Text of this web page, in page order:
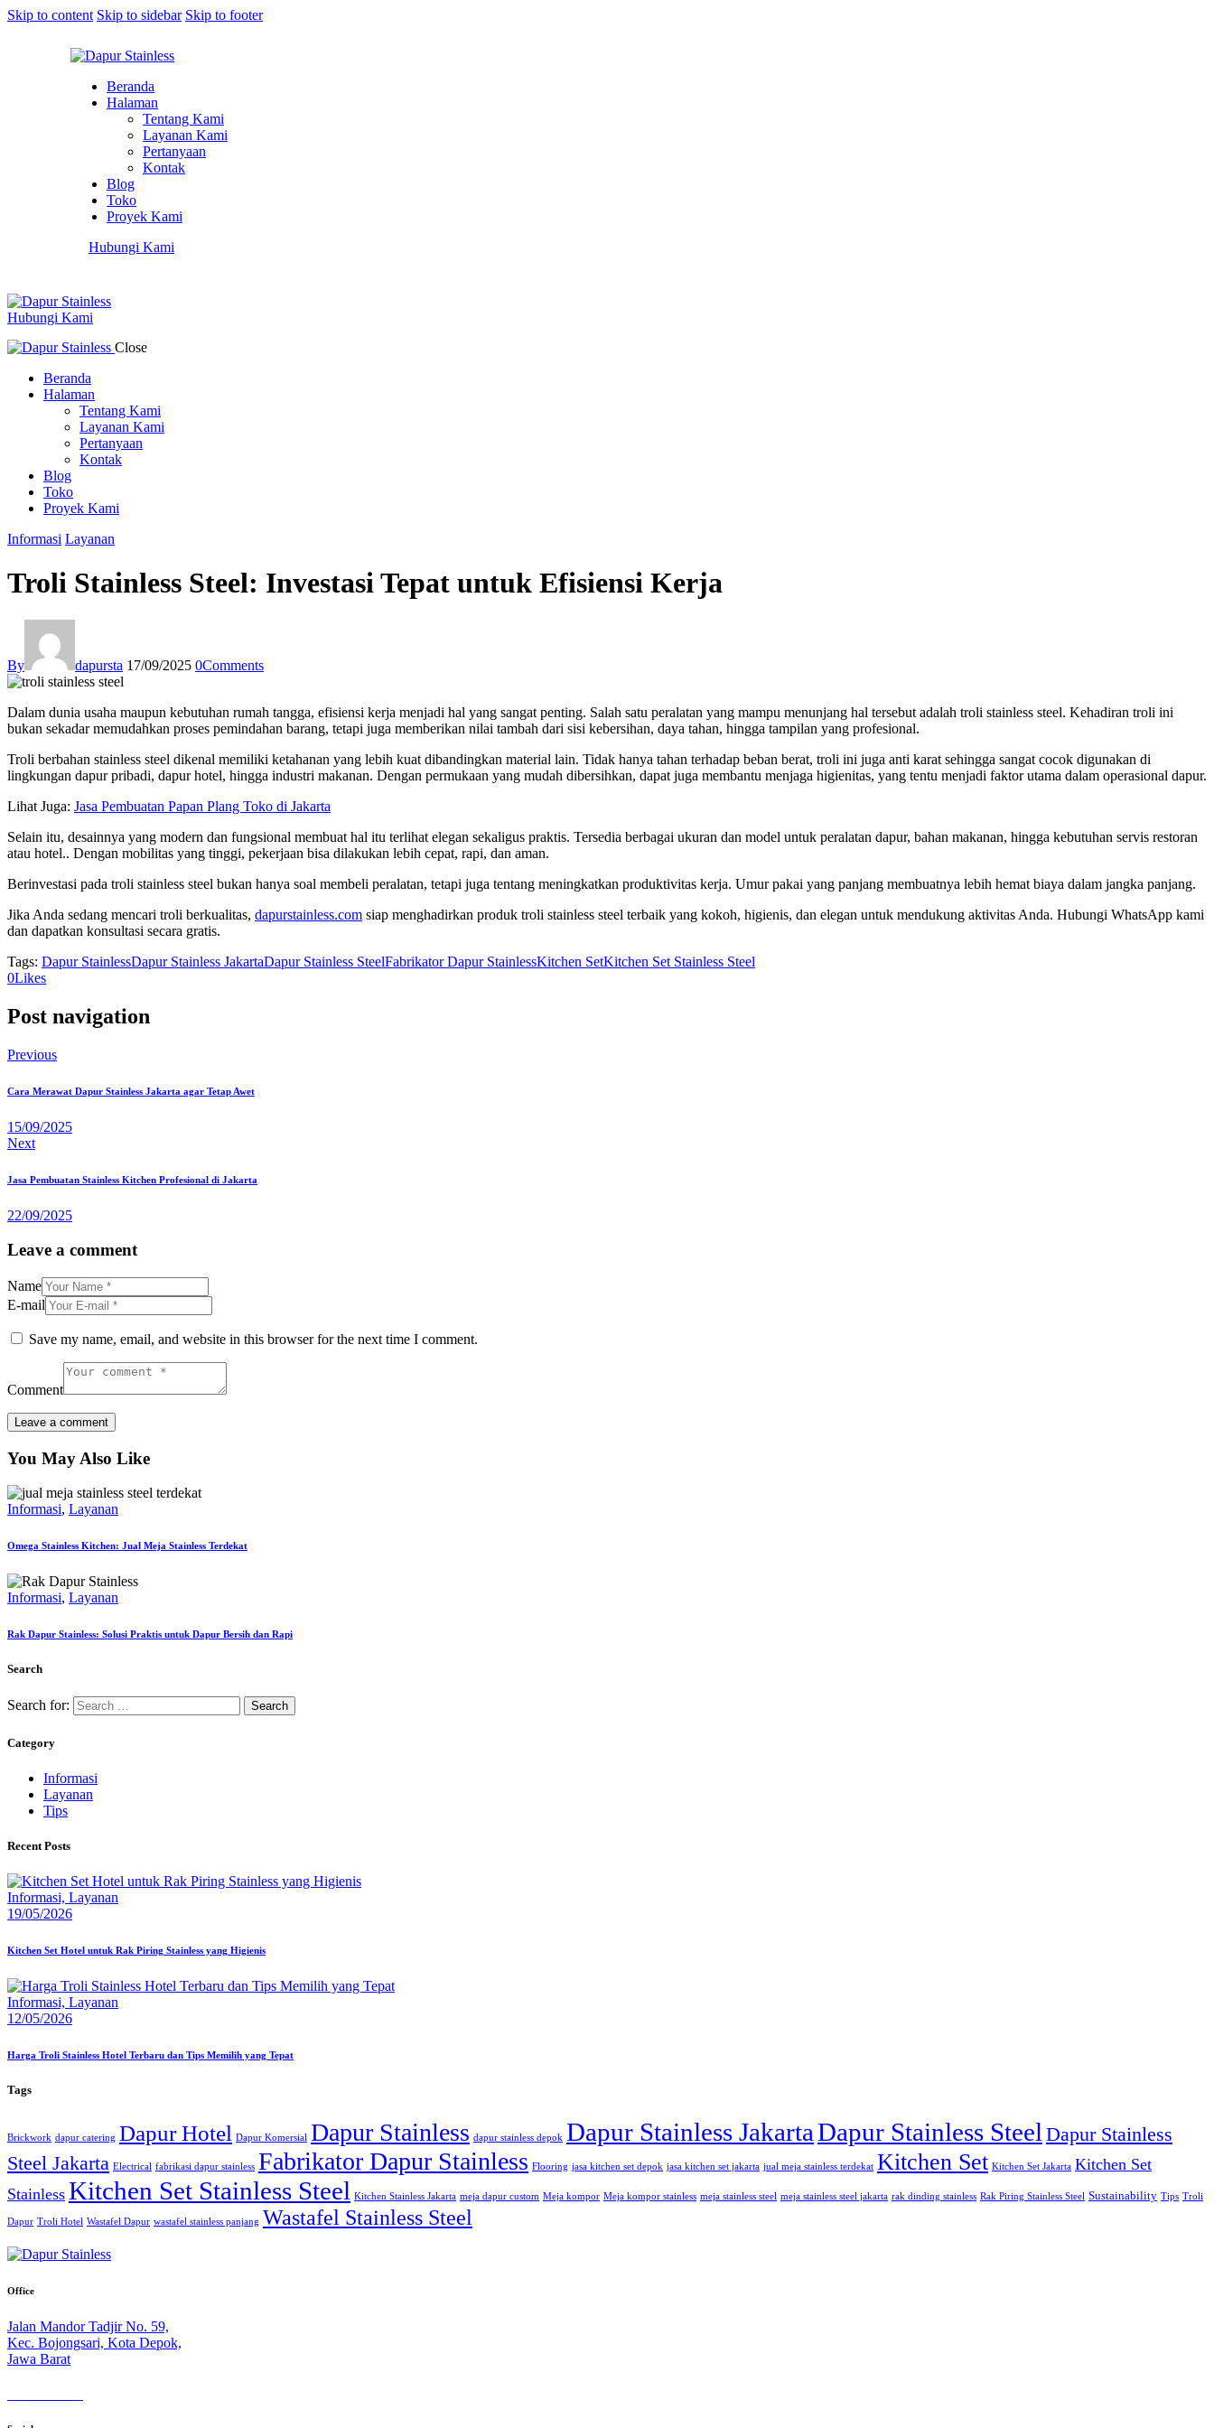
Skip to content Skip to sidebar Skip to footer
Beranda
Halaman
Tentang Kami
Layanan Kami
Pertanyaan
Kontak
Blog
Toko
Proyek Kami
Hubungi Kami
Hubungi Kami
Close
Beranda
Halaman
Tentang Kami
Layanan Kami
Pertanyaan
Kontak
Blog
Toko
Proyek Kami
Informasi Layanan
Troli Stainless Steel: Investasi Tepat untuk Efisiensi Kerja
By dapursta 17/09/2025 0Comments
Dalam dunia usaha maupun kebutuhan rumah tangga, efisiensi kerja menjadi hal yang sangat penting. Salah satu peralatan yang mampu menunjang hal tersebut adalah troli stainless steel. Kehadiran troli ini
bukan sekadar memudahkan proses pemindahan barang, tetapi juga memberikan nilai tambah dari sisi kebersihan, daya tahan, hingga tampilan yang profesional.
Troli berbahan stainless steel dikenal memiliki ketahanan yang lebih kuat dibandingkan material lain. Tidak hanya tahan terhadap beban berat, troli ini juga anti karat sehingga sangat cocok digunakan di
lingkungan dapur pribadi, dapur hotel, hingga industri makanan. Dengan permukaan yang mudah dibersihkan, dapat juga membantu menjaga higienitas, yang tentu menjadi faktor utama dalam operasional dapur.
Lihat Juga: Jasa Pembuatan Papan Plang Toko di Jakarta
Selain itu, desainnya yang modern dan fungsional membuat hal itu terlihat elegan sekaligus praktis. Tersedia berbagai ukuran dan model untuk peralatan dapur, bahan makanan, hingga kebutuhan servis restoran
atau hotel.. Dengan mobilitas yang tinggi, pekerjaan bisa dilakukan lebih cepat, rapi, dan aman.
Berinvestasi pada troli stainless steel bukan hanya soal membeli peralatan, tetapi juga tentang meningkatkan produktivitas kerja. Umur pakai yang panjang membuatnya lebih hemat biaya dalam jangka panjang.
Jika Anda sedang mencari troli berkualitas, dapurstainless.com siap menghadirkan produk troli stainless steel terbaik yang kokoh, higienis, dan elegan untuk mendukung aktivitas Anda. Hubungi WhatsApp kami
dan dapatkan konsultasi secara gratis.
Tags: Dapur StainlessDapur Stainless JakartaDapur Stainless SteelFabrikator Dapur StainlessKitchen SetKitchen Set Stainless Steel
0Likes
Post navigation
Previous
Cara Merawat Dapur Stainless Jakarta agar Tetap Awet
15/09/2025
Next
Jasa Pembuatan Stainless Kitchen Profesional di Jakarta
22/09/2025
Leave a comment
Name
E-mail
Save my name, email, and website in this browser for the next time I comment.
Comment
You May Also Like
Informasi, Layanan
Omega Stainless Kitchen: Jual Meja Stainless Terdekat
Informasi, Layanan
Rak Dapur Stainless: Solusi Praktis untuk Dapur Bersih dan Rapi
Search
Search for:
Category
Informasi
Layanan
Tips
Recent Posts
Informasi, Layanan
19/05/2026
Kitchen Set Hotel untuk Rak Piring Stainless yang Higienis
Informasi, Layanan
12/05/2026
Harga Troli Stainless Hotel Terbaru dan Tips Memilih yang Tepat
Tags
Brickwork dapur catering Dapur Hotel Dapur Komersial Dapur Stainless dapur stainless depok Dapur Stainless JakartaDapur Stainless Steel Dapur Stainless
Steel Jakarta Electrical fabrikasi dapur stainless Fabrikator Dapur Stainless Flooring jasa kitchen set depok jasa kitchen set jakarta jual meja stainless terdekat Kitchen Set Kitchen Set Jakarta Kitchen Set
Stainless Kitchen Set Stainless Steel Kitchen Stainless Jakarta meja dapur custom Meja kompor Meja kompor stainless meja stainless steel meja stainless steel jakarta rak dinding stainless Rak Piring Stainless Steel Sustainability Tips Troli
Dapur Troli Hotel Wastafel Dapur wastafel stainless panjang Wastafel Stainless Steel
Office
Jalan Mandor Tadjir No. 59,
Kec. Bojongsari, Kota Depok,
Jawa Barat